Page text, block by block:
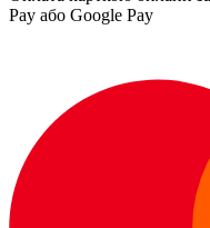
Pay або Google Pay